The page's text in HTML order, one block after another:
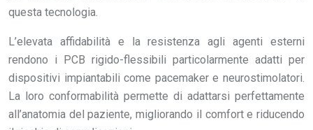
questa tecnologia.
L’elevata affidabilità e la resistenza agli agenti esterni
rendono i PCB rigido-flessibili particolarmente adatti per
dispositivi impiantabili come pacemaker e neurostimolatori.
La loro conformabilità permette di adattarsi perfettamente
all’anatomia del paziente, migliorando il comfort e riducendo